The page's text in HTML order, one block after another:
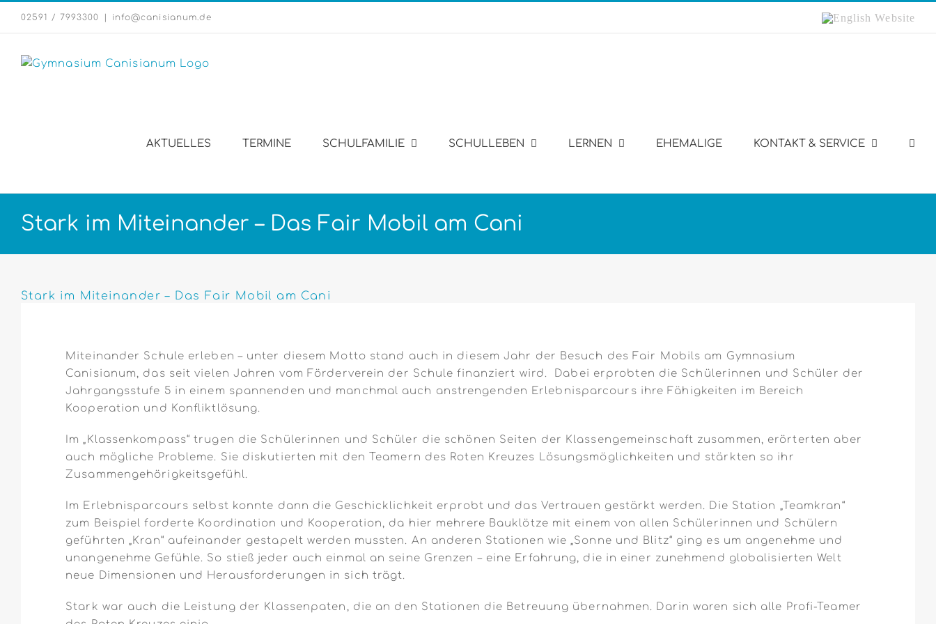
02591 / 7993300 info@canisianum.de
English
AKTUELLES TERMINE SCHULFAMILIE SCHULLEBEN LERNEN EHEMALIGE KONTAKT & SERVICE
Stark im Miteinander – Das Fair Mobil am Cani
grösseres
Stark im Miteinander – Das Fair Mobil am Cani
Miteinander Schule erleben – unter diesem Motto stand auch in diesem Jahr der Besuch des Fair Mobils am Gymnasium
Canisianum, das seit vielen Jahren vom Förderverein der Schule finanziert wird. Dabei erprobten die Schülerinnen und Schüler der
Jahrgangsstufe 5 in einem spannenden und manchmal auch anstrengenden Erlebnisparcours ihre Fähigkeiten im Bereich
Kooperation und Konfliktlösung.
Im „Klassenkompass“ trugen die Schülerinnen und Schüler die schönen Seiten der Klassengemeinschaft zusammen, erörterten aber
auch mögliche Probleme. Sie diskutierten mit den Teamern des Roten Kreuzes Lösungsmöglichkeiten und stärkten so ihr
Zusammengehörigkeitsgefühl.
Im Erlebnisparcours selbst konnte dann die Geschicklichkeit erprobt und das Vertrauen gestärkt werden. Die Station „Teamkran“
zum Beispiel forderte Koordination und Kooperation, da hier mehrere Bauklötze mit einem von allen Schülerinnen und Schülern
geführten „Kran“ aufeinander gestapelt werden mussten. An anderen Stationen wie „Sonne und Blitz“ ging es um angenehme und
unangenehme Gefühle. So stieß jeder auch einmal an seine Grenzen – eine Erfahrung, die in einer zunehmend globalisierten Welt
neue Dimensionen und Herausforderungen in sich trägt.
Stark war auch die Leistung der Klassenpaten, die an den Stationen die Betreuung übernahmen. Darin waren sich alle Profi-Teamer